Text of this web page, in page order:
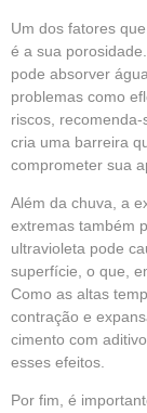
Um dos fatores
é a sua
pode absorver
problemas como
riscos,
cria uma barreira
comprometer sua
Além da chuva, a
extremas também
ultravioleta pode
superfície, o que,
Como as altas
contração e
cimento com
esses efeitos.
Por fim, é